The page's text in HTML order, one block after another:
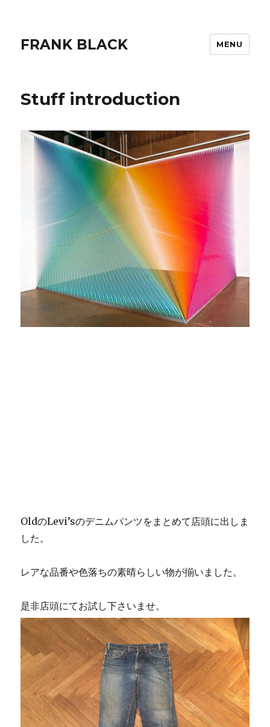
FRANK BLACK MENU
Stuff introduction
OldのLevi’sのデニムパンツをまとめて店頭に出しま
した。
レアな品番や色落ちの素晴らしい物が揃いました。
是非店頭にてお試し下さいませ。